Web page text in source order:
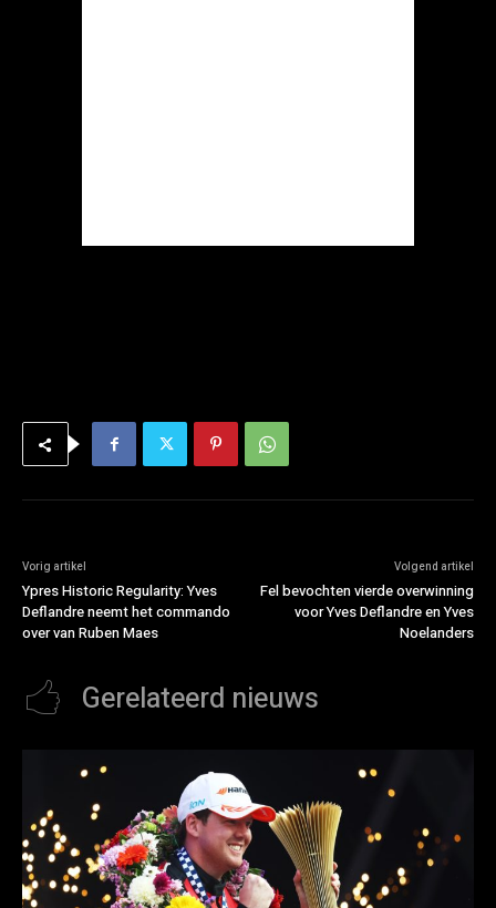
Vorig artikel
Ypres Historic Regularity: Yves
Deflandre neemt het commando
over van Ruben Maes
Volgend artikel
Fel bevochten vierde overwinning
voor Yves Deflandre en Yves
Noelanders
Gerelateerd nieuws